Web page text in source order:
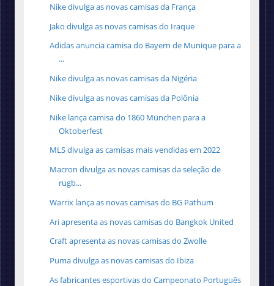
Nike divulga as novas camisas da França
Jako divulga as novas camisas do Iraque
Adidas anuncia camisa do Bayern de Munique para a
...
Nike divulga as novas camisas da Nigéria
Nike divulga as novas camisas da Polônia
Nike lança camisa do 1860 München para a
Oktoberfest
MLS divulga as camisas mais vendidas em 2022
Macron divulga as novas camisas da seleção de
rugb...
Warrix lança as novas camisas do BG Pathum
Ari apresenta as novas camisas do Bangkok United
Craft apresenta as novas camisas do Zwolle
Puma divulga as novas camisas do Ibiza
As fabricantes esportivas do Campeonato Português